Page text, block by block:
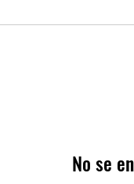
No se